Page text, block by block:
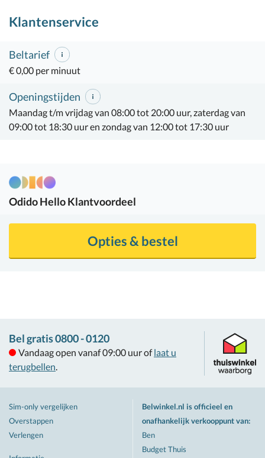
Klantenservice
Beltarief
€ 0,00 per minuut
Openingstijden
Maandag t/m vrijdag van 08:00 tot 20:00 uur, zaterdag van
09:00 tot 18:30 uur en zondag van 12:00 tot 17:30 uur
OdidoHello Klantvoordeel
Opties & bestel
Bel gratis 0800 - 0120
Vandaag open vanaf 09:00 uur of laat u
terugbellen.
Sim-only vergelijken
Overstappen
Verlengen
Belwinkel.nl is officieel en
onafhankelijk verkooppunt van:
Ben
Budget Thuis